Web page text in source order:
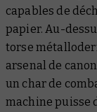
capables de
papier. Au-
torse
arsenal de
un char de
machine puisse